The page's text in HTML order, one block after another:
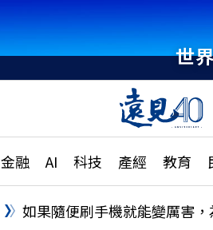
世
金融 AI 科技 產經 教育
國際
特輯
大學升學、
縣市施政
如果隨便刷手機就能變厲害